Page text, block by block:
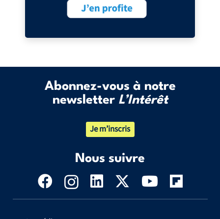
Abonnez-vous à notre
newsletter L’Intérêt
Je m’inscris
Nous suivre